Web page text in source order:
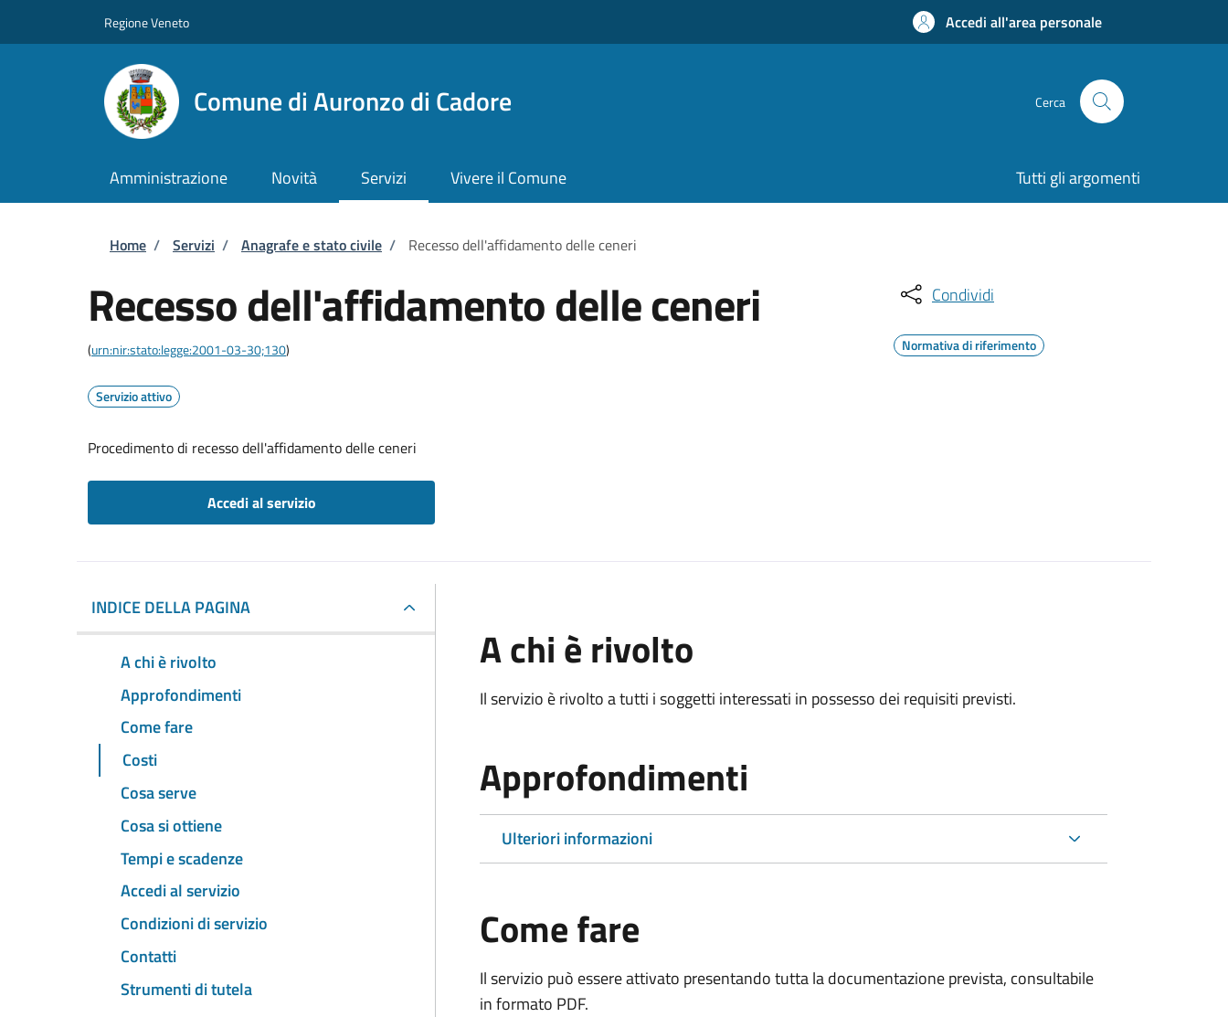
Regione Veneto Accedi all'area personale
Comune di Auronzo di Cadore Cerca
Amministrazione Novità Servizi Vivere il Comune Tutti gli argomenti
Briciole di pane
Home / Servizi / Anagrafe e stato civile / Recesso dell'affidamento delle ceneri
Recesso dell'affidamento delle ceneri
(urn:nir:stato:legge:2001-03-30;130)
Servizio attivo
Procedimento di recesso dell'affidamento delle ceneri
Accedi al servizio
Condividi
Normativa di riferimento
INDICE DELLA PAGINA
A chi è rivolto
Approfondimenti
Come fare
Costi
Cosa serve
Cosa si ottiene
Tempi e scadenze
Accedi al servizio
Condizioni di servizio
Contatti
Strumenti di tutela
A chi è rivolto
Il servizio è rivolto a tutti i soggetti interessati in possesso dei requisiti previsti.
Approfondimenti
Ulteriori informazioni
Come fare
Il servizio può essere attivato presentando tutta la documentazione prevista, consultabile
in formato PDF.